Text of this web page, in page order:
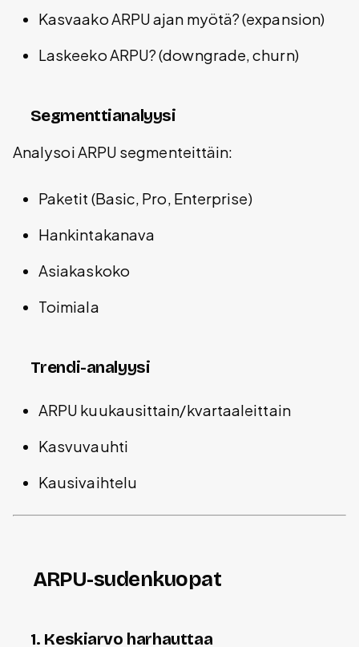
Kasvaako ARPU ajan myötä? (expansion)
Laskeeko ARPU? (downgrade, churn)
Segmenttianalyysi
Analysoi ARPU segmenteittäin:
Paketit (Basic, Pro, Enterprise)
Hankintakanava
Asiakaskoko
Toimiala
Trendi-analyysi
ARPU kuukausittain/kvartaaleittain
Kasvuvauhti
Kausivaihtelu
ARPU-sudenkuopat
1. Keskiarvo harhauttaa